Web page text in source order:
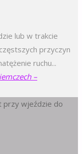
lub w trakcie
przyczyn
ruchu...
–